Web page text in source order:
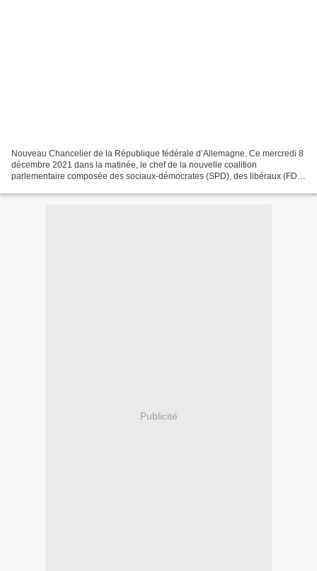
Nouveau Chancelier de la République fédérale d’Allemagne. Ce mercredi 8
décembre 2021 dans la matinée, le chef de la nouvelle coalition
parlementaire composée des sociaux-démocrates (SPD), des libéraux (FDP)
Publicité